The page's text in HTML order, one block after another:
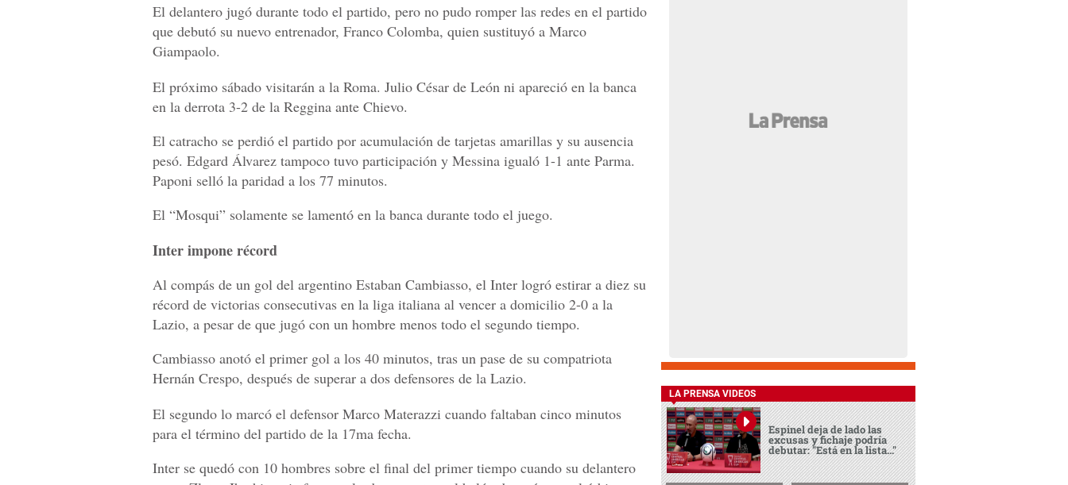
El delantero jugó durante todo el partido, pero no pudo romper las redes en el partido
que debutó su nuevo entrenador, Franco Colomba, quien sustituyó a Marco
Giampaolo.
El próximo sábado visitarán a la Roma. Julio César de León ni apareció en la banca
en la derrota 3-2 de la Reggina ante Chievo.
El catracho se perdió el partido por acumulación de tarjetas amarillas y su ausencia
pesó. Edgard Álvarez tampoco tuvo participación y Messina igualó 1-1 ante Parma.
Paponi selló la paridad a los 77 minutos.
El “Mosqui” solamente se lamentó en la banca durante todo el juego.
Inter impone récord
Al compás de un gol del argentino Estaban Cambiasso, el Inter logró estirar a diez su
récord de victorias consecutivas en la liga italiana al vencer a domicilio 2-0 a la
Lazio, a pesar de que jugó con un hombre menos todo el segundo tiempo.
Cambiasso anotó el primer gol a los 40 minutos, tras un pase de su compatriota
Hernán Crespo, después de superar a dos defensores de la Lazio.
El segundo lo marcó el defensor Marco Materazzi cuando faltaban cinco minutos
para el término del partido de la 17ma fecha.
Inter se quedó con 10 hombres sobre el final del primer tiempo cuando su delantero
LA PRENSA VIDEOS
Espinel deja de lado las
excusas y fichaje podría
debutar: "Está en la lista..."